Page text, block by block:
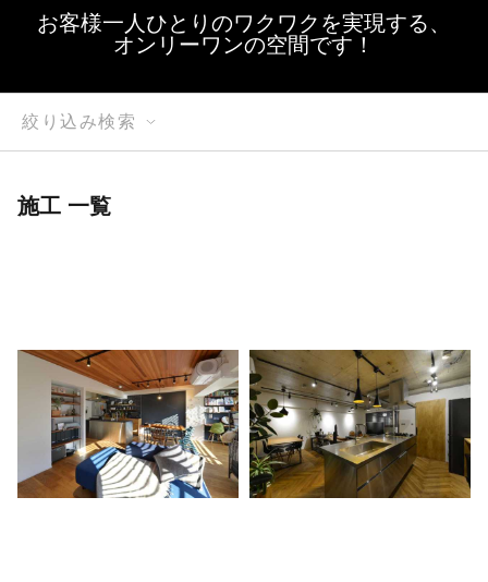
お客様一人ひとりのワクワクを実現する、
オンリーワンの空間です！
絞り込み検索
施工 一覧